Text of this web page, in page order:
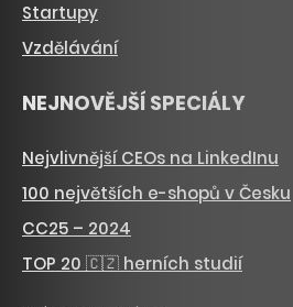
Startupy
Vzdělávání
NEJNOVĚJŠÍ SPECIÁLY
Nejvlivnější CEOs na LinkedInu
100 největších e-shopů v Česku
CC25 – 2024
TOP 20 🇨🇿 herních studií